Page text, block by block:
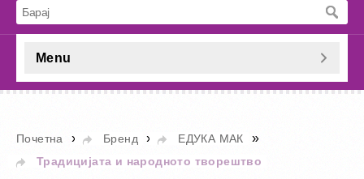
Menu
Почетна » Бренд » ЕДУКА МАК »
Традицијата и народното творештво